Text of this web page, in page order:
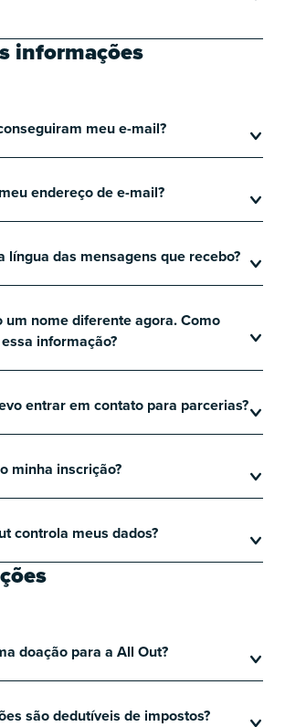
informações
meu e-mail?
endereço de e-mail?
língua das mensagens que recebo?
um nome diferente agora. Como
informação?
entrar em contato para parcerias?
minha inscrição?
controla meus dados?
doação para a All Out?
são dedutíveis de impostos?